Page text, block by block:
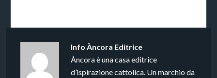
Info Àncora Editrice
Àncora è una casa editrice
d’ispirazione cattolica. Un marchio da